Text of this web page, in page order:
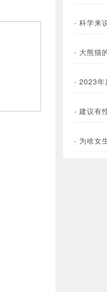
· 科学来
· 大熊猫
· 2023年
· 建议有
· 为啥女